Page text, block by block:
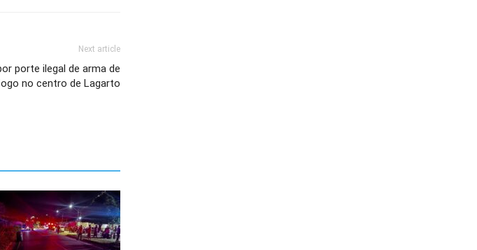
Next article
porte ilegal de arma de
no centro de Lagarto